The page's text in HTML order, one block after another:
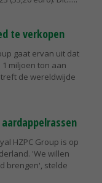
te verkopen
gaat ervan uit dat
miljoen ton aan
de wereldwijde
HZPC Group is op
'We willen
brengen', stelde